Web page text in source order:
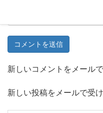
新しいコメントをメール
新しい投稿をメールで受